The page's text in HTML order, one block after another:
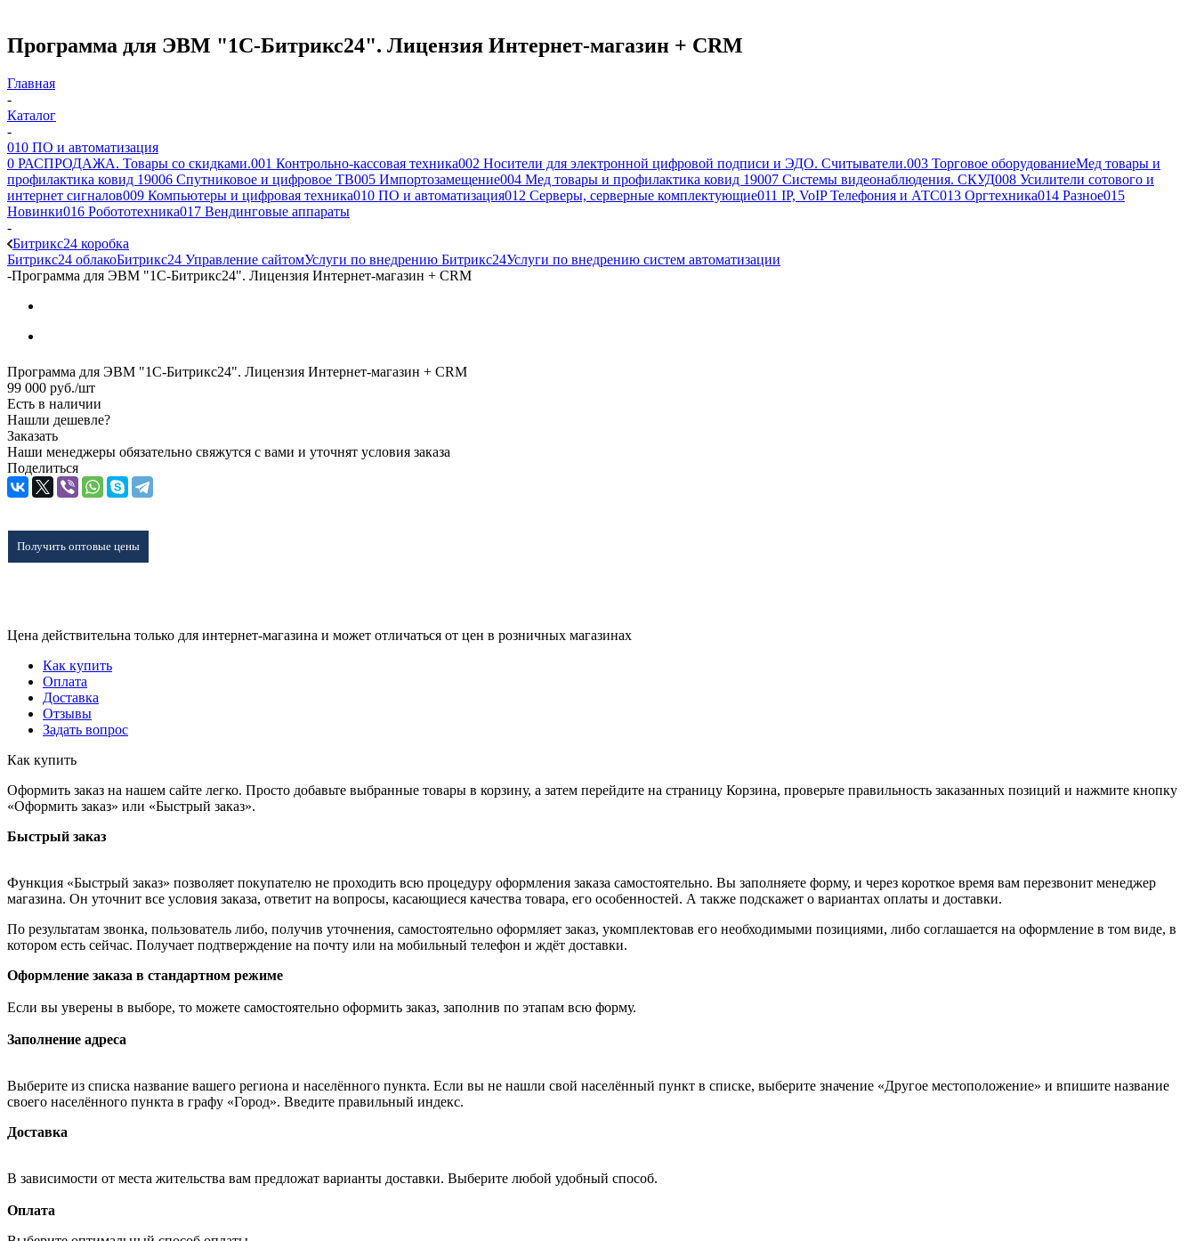
Программа для ЭВМ "1С-Битрикс24". Лицензия Интернет-магазин + CRM
Главная
-
Каталог
-
010 ПО и автоматизация
0 РАСПРОДАЖА. Товары со скидками.001 Контрольно-кассовая техника002 Носители для электронной цифровой подписи и ЭДО. Считыватели.003 Торговое оборудованиеМед товары и
профилактика ковид 19006 Спутниковое и цифровое ТВ005 Импортозамещение004 Мед товары и профилактика ковид 19007 Системы видеонаблюдения. СКУД008 Усилители сотового и
интернет сигналов009 Компьютеры и цифровая техника010 ПО и автоматизация012 Серверы, серверные комплектующие011 IP, VoIP Телефония и АТС013 Оргтехника014 Разное015
Новинки016 Робототехника017 Вендинговые аппараты
-
Битрикс24 коробка
Битрикс24 облакоБитрикс24 Управление сайтомУслуги по внедрению Битрикс24Услуги по внедрению систем автоматизации
-Программа для ЭВМ "1С-Битрикс24". Лицензия Интернет-магазин + CRM
Программа для ЭВМ "1С-Битрикс24". Лицензия Интернет-магазин + CRM
99 000 руб./шт
Есть в наличии
Нашли дешевле?
Заказать
Наши менеджеры обязательно свяжутся с вами и уточнят условия заказа
Поделиться
Получить оптовые цены
Цена действительна только для интернет-магазина и может отличаться от цен в розничных магазинах
Как купить
Оплата
Доставка
Отзывы
Задать вопрос
Как купить
Оформить заказ на нашем сайте легко. Просто добавьте выбранные товары в корзину, а затем перейдите на страницу Корзина, проверьте правильность заказанных позиций и нажмите кнопку
«Оформить заказ» или «Быстрый заказ».
Быстрый заказ
Функция «Быстрый заказ» позволяет покупателю не проходить всю процедуру оформления заказа самостоятельно. Вы заполняете форму, и через короткое время вам перезвонит менеджер
магазина. Он уточнит все условия заказа, ответит на вопросы, касающиеся качества товара, его особенностей. А также подскажет о вариантах оплаты и доставки.
По результатам звонка, пользователь либо, получив уточнения, самостоятельно оформляет заказ, укомплектовав его необходимыми позициями, либо соглашается на оформление в том виде, в
котором есть сейчас. Получает подтверждение на почту или на мобильный телефон и ждёт доставки.
Оформление заказа в стандартном режиме
Если вы уверены в выборе, то можете самостоятельно оформить заказ, заполнив по этапам всю форму.
Заполнение адреса
Выберите из списка название вашего региона и населённого пункта. Если вы не нашли свой населённый пункт в списке, выберите значение «Другое местоположение» и впишите название
своего населённого пункта в графу «Город». Введите правильный индекс.
Доставка
В зависимости от места жительства вам предложат варианты доставки. Выберите любой удобный способ.
Оплата